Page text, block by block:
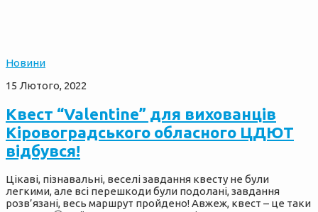
Новини
15 Лютого, 2022
Квест “Valentine” для вихованців
Кіровоградського обласного ЦДЮТ
відбувся!
Цікаві, пізнавальні, веселі завдання квесту не були
легкими, але всі перешкоди були подолані, завдання
розв’язані, весь маршрут пройдено! Авжеж, квест – це таки